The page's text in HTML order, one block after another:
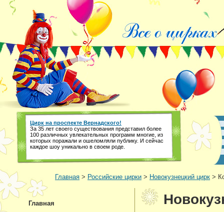
Цирк на проспекте Вернадского!
За 35 лет своего существования представил более
100 различных увлекательных программ многие, из
которых поражали и ошеломляли публику. И сейчас
каждое шоу уникально в своем роде.
Главная > Российские цирки > Новокузнецкий цирк >
Главная